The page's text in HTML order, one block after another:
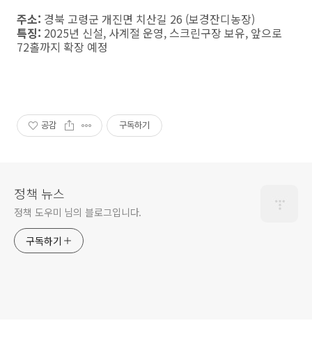
주소: 경북 고령군 개진면 치산길 26 (보경잔디농장)
특징: 2025년 신설, 사계절 운영, 스크린구장 보유, 앞으로
72홀까지 확장 예정
공감 구독하기
정책 뉴스
정책 도우미 님의 블로그입니다.
구독하기